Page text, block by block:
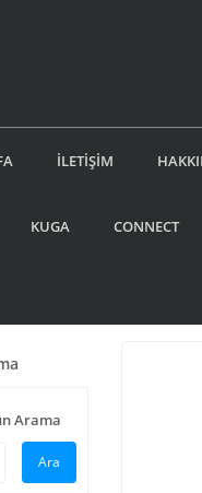
İLETİŞİM
KUGA CONNECT
Arama
Ara